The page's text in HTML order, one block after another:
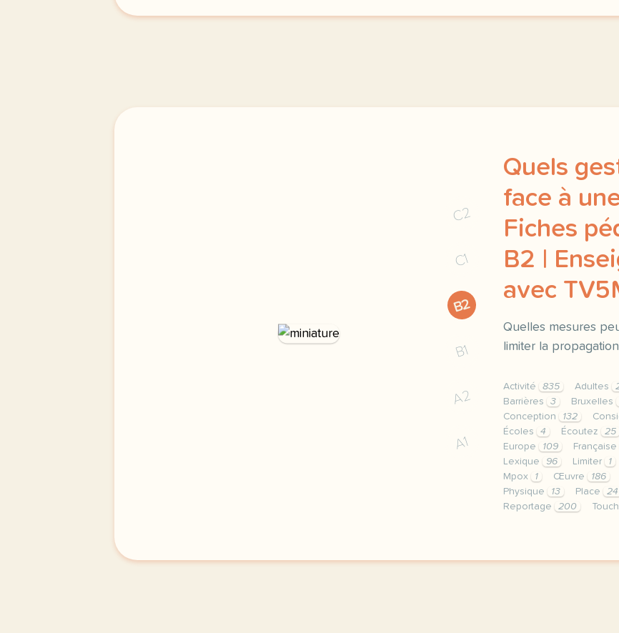
C2
C1
B2
B1
A2
A1
Quels
face à
Fiches
B2 |
avec
Quelles mesures
limiter la
Activité 835 Adultes
Barrières
3 Bruxelles
Conception
132
Écoles
4 Écoutez 25
Europe
109 Française
Lexique
96 Limiter 1
Mpox
1 Œuvre 186
Physique
13 Place 24
Reportage
200